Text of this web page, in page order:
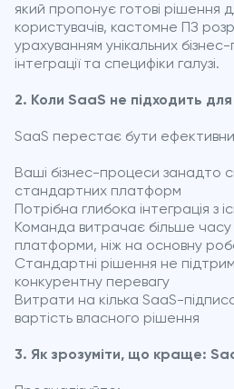
який пропонує готові рішення
користувачів, кастомне ПЗ
урахуванням унікальних
інтеграції та специфіки галузі.
2. Коли SaaS не підходить для
SaaS перестає бути
Ваші бізнес-процеси занадто
стандартних платформ
Потрібна глибока інтеграція
Команда витрачає більше
платформи, ніж на основну
Стандартні рішення не
конкурентну перевагу
Витрати на кілька SaaS-
вартість власного рішення
3. Як зрозуміти, що краще: